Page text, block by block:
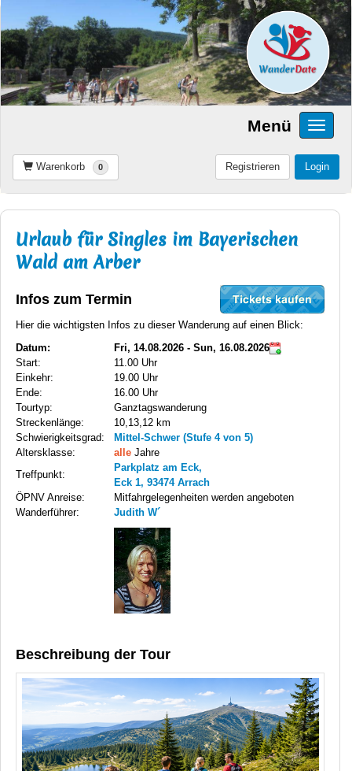
Menü
Warenkorb 0 Login
Registrieren
Urlaub für Singles im Bayerischen
Wald am Arber
Infos zum Termin
Hier die wichtigsten Infos zu dieser Wanderung auf einen Blick:
Datum:
Fri, 14.08.2026 - Sun, 16.08.2026
Start:
11.00 Uhr
Einkehr:
19.00 Uhr
Ende:
16.00 Uhr
Tourtyp:
Ganztagswanderung
Streckenlänge:
10,13,12 km
Schwierigkeitsgrad:
Mittel-Schwer (Stufe 4 von 5)
Altersklasse:
alle Jahre
Treffpunkt:
Parkplatz am Eck,
Eck 1, 93474 Arrach
ÖPNV Anreise:
Mitfahrgelegenheiten werden angeboten
Wanderführer:
Judith W´
Beschreibung der Tour